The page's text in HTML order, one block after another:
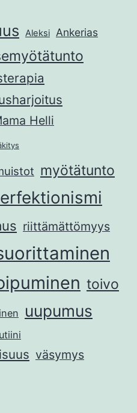
Aleksi Ankerias
Helli
myötätunto
riittämättömyys
toivo
uupumus
väsymys